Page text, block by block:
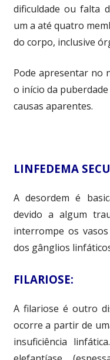
dificuldade ou falta
um a até quatro
do corpo, inclusive
Pode apresentar no
o início da
causas aparentes.
LINFEDEMA
A desordem é
devido a algum
interrompe os
dos gânglios
FILARIOSE:
A filariose é outro
ocorre a partir de
insuficiência